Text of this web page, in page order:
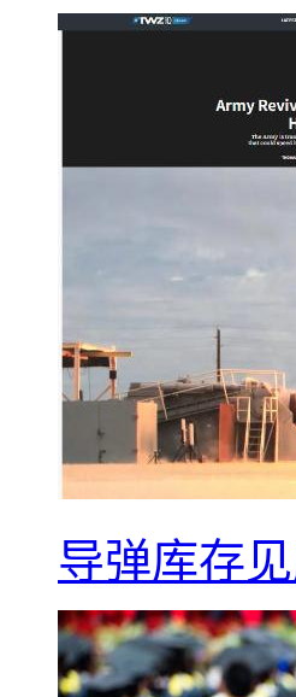
导弹库存